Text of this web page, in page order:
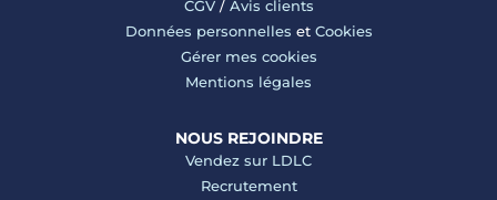
CGV/ Avis clients
Données personnelles et Cookies
Gérer mes cookies
Mentions légales
NOUS REJOINDRE
Vendez sur LDLC
Recrutement